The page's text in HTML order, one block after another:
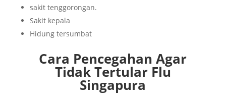
sakit tenggorongan.
Sakit kepala
Hidung tersumbat
Cara Pencegahan Agar
Tidak Tertular Flu
Singapura